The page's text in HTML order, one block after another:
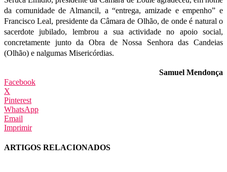
da comunidade de Almancil, a “entrega, amizade e empenho” e
Francisco Leal, presidente da Câmara de Olhão, de onde é natural o
sacerdote jubilado, lembrou a sua actividade no apoio social,
concretamente junto da Obra de Nossa Senhora das Candeias
(Olhão) e nalgumas Misericórdias.
Samuel Mendonça
Facebook
X
Pinterest
WhatsApp
Email
Imprimir
ARTIGOS RELACIONADOS